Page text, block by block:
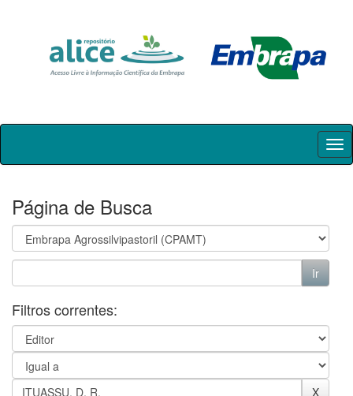
Skip
Página de Busca
Filtros correntes: